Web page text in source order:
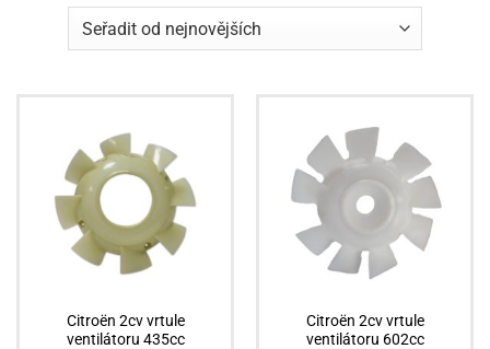
Citroën 2cv vrtule
ventilátoru 435cc
Citroën 2cv vrtule
ventilátoru 602cc